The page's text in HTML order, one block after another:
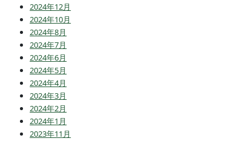
2024年12月
2024年10月
2024年8月
2024年7月
2024年6月
2024年5月
2024年4月
2024年3月
2024年2月
2024年1月
2023年11月